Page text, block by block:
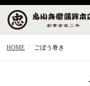
HOME ごぼう巻き